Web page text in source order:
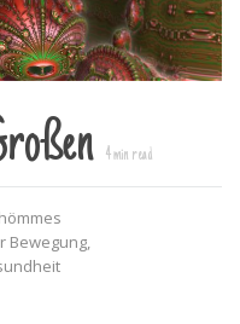
4min read
Bewegung,